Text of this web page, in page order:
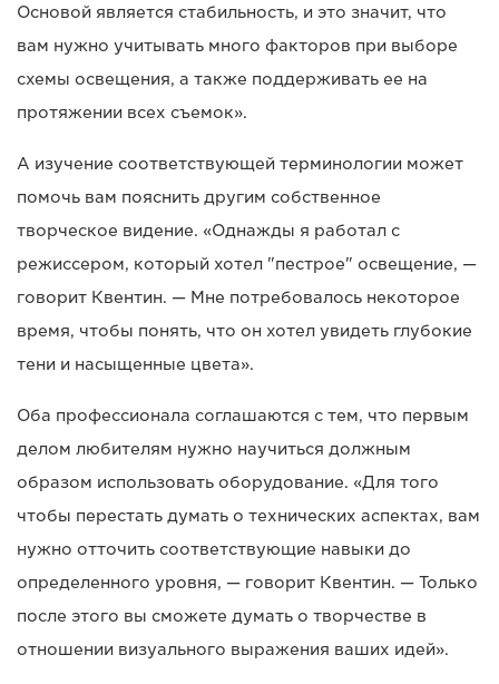
Основой является стабильность, и это значит, что
вам нужно учитывать много факторов при выборе
схемы освещения, а также поддерживать ее на
протяжении всех съемок».
А изучение соответствующей терминологии может
помочь вам пояснить другим собственное
творческое видение. «Однажды я работал с
режиссером, который хотел "пестрое" освещение, —
говорит Квентин. — Мне потребовалось некоторое
время, чтобы понять, что он хотел увидеть глубокие
тени и насыщенные цвета».
Оба профессионала соглашаются с тем, что первым
делом любителям нужно научиться должным
образом использовать оборудование. «Для того
чтобы перестать думать о технических аспектах, вам
нужно отточить соответствующие навыки до
определенного уровня, — говорит Квентин. — Только
после этого вы сможете думать о творчестве в
отношении визуального выражения ваших идей».